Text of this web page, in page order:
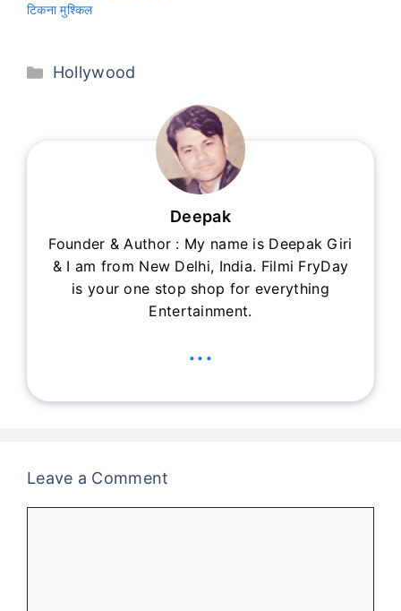
टिकना मुश्किल
Categories
Hollywood
Deepak
Founder & Author : My name is Deepak Giri
& I am from New Delhi, India. Filmi FryDay
is your one stop shop for everything
Entertainment.
...
Leave a Comment